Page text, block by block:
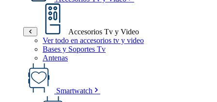
Accesorios Tv y Video
Ver todo en accesorios tv y video
Bases y Soportes Tv
Antenas
Smartwatch